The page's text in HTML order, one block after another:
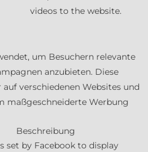
videos to the website.
um Besuchern relevante
anzubieten. Diese
verschiedenen Websites und
maßgeschneiderte Werbung
Beschreibung
set by Facebook to display